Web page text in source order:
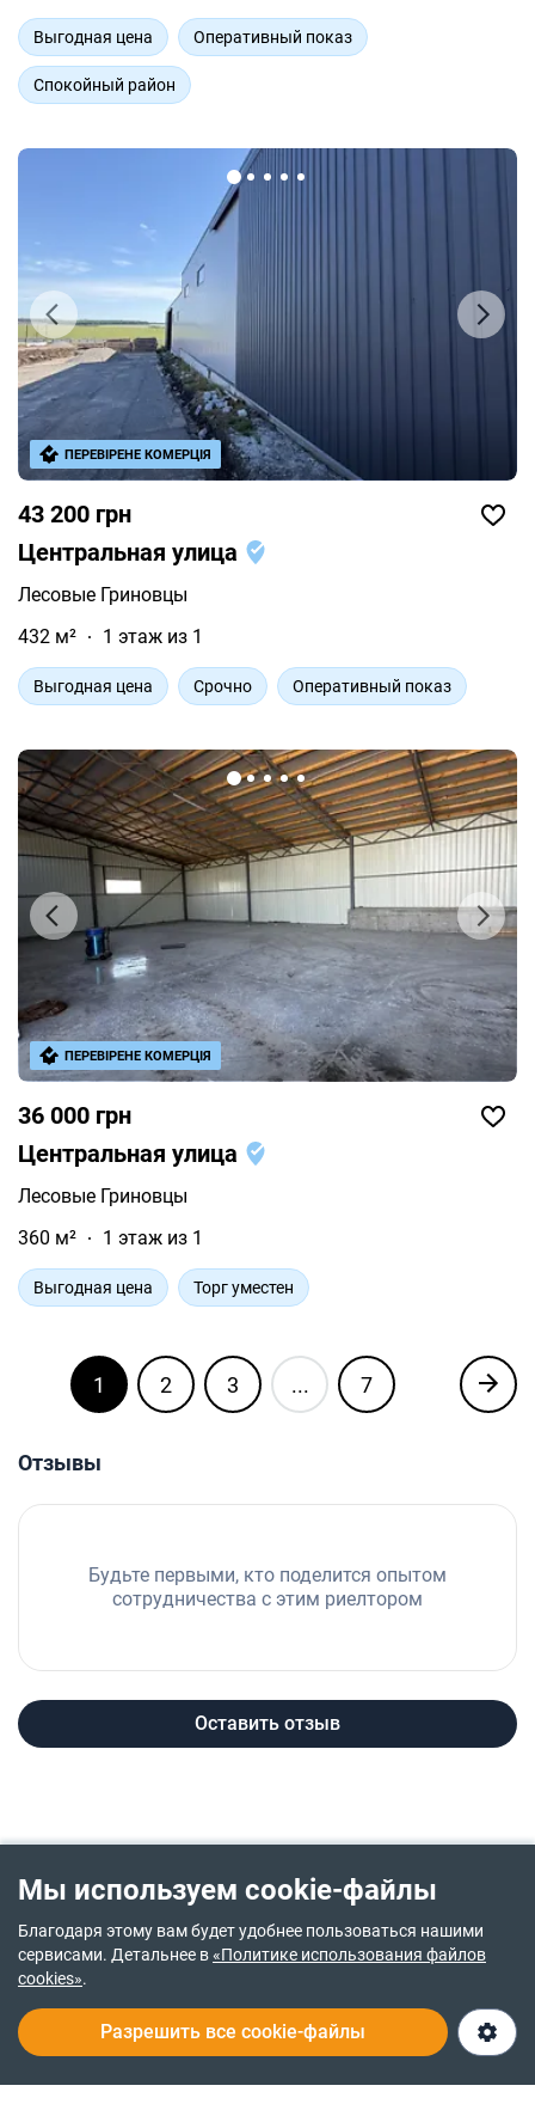
Мы используем cookie-файлы
Благодаря этому вам будет удобнее пользоваться нашими
сервисами. Детальнее в«Политике использования файлов
cookies».
Разрешить все cookie-файлы
(067) XXX XX XX Открыть чат
Выгодная цена Оперативный показ
Спокойный район
43 200 грн
Центральная улица
Лесовые Гриновцы
432 м²
1 этаж из 1
Выгодная цена Срочно Оперативный показ
ПЕРЕВІРЕНЕ КОМЕРЦІЯ
36 000 грн
Центральная улица
Лесовые Гриновцы
360 м²
1 этаж из 1
Выгодная цена Торг уместен
ПЕРЕВІРЕНЕ КОМЕРЦІЯ
1 2 3 ... 7
Отзывы
Будьте первыми, кто поделится опытом
сотрудничества с этим риелтором
Оставить отзыв
О нас Служба заботы 24/7